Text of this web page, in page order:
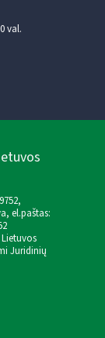
val.
el.paštas:
Juridinių